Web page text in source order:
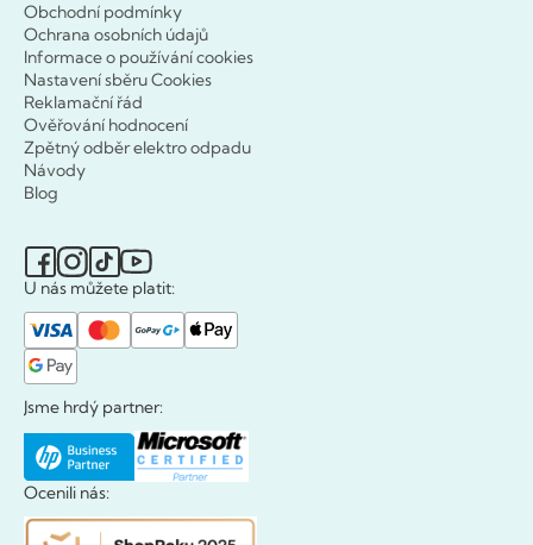
Obchodní podmínky
Ochrana osobních údajů
Informace o používání cookies
Nastavení sběru Cookies
Reklamační řád
Ověřování hodnocení
Zpětný odběr elektro odpadu
Návody
Blog
U nás můžete platit:
Jsme hrdý partner:
Ocenili nás: